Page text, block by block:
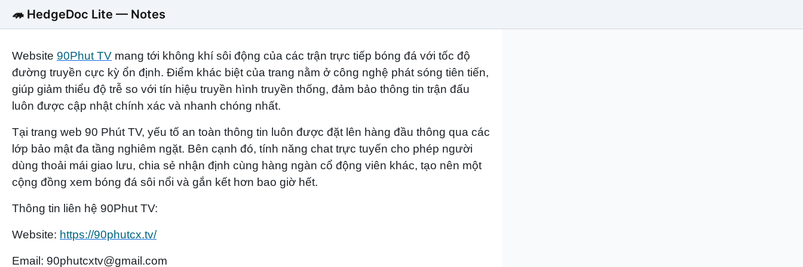
🦔 HedgeDoc Lite — Notes
Website 90Phut TV mang tới không khí sôi động của các trận trực tiếp bóng đá với tốc độ
đường truyền cực kỳ ổn định. Điểm khác biệt của trang nằm ở công nghệ phát sóng tiên tiến,
giúp giảm thiểu độ trễ so với tín hiệu truyền hình truyền thống, đảm bảo thông tin trận đấu
luôn được cập nhật chính xác và nhanh chóng nhất.
Tại trang web 90 Phút TV, yếu tố an toàn thông tin luôn được đặt lên hàng đầu thông qua các
lớp bảo mật đa tầng nghiêm ngặt. Bên cạnh đó, tính năng chat trực tuyến cho phép người
dùng thoải mái giao lưu, chia sẻ nhận định cùng hàng ngàn cổ động viên khác, tạo nên một
cộng đồng xem bóng đá sôi nổi và gắn kết hơn bao giờ hết.
Thông tin liên hệ 90Phut TV:
Website: https://90phutcx.tv/
Email: 90phutcxtv@gmail.com